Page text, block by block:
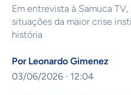
Em entrevista à Samuca
situações da maior crise
história
Por Leonardo Gimenez
03/06/2026 · 12:04